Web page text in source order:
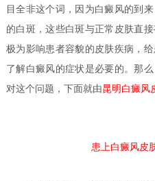
目全非这个词，因为白癜风的到
的白斑，这些白斑与正常皮肤直
极为影响患者容貌的皮肤疾病，
了解白癜风的症状是必要的。那
对这个问题，下面就由昆明白癜风
患上白癜风皮